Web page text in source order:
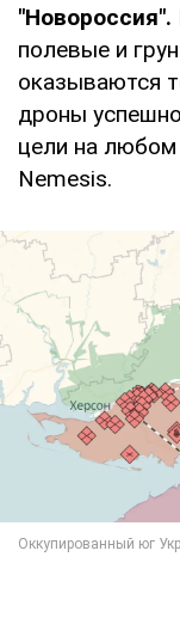
"Новороссия".
полевые и
оказываются
дроны
цели на
Nemesis.